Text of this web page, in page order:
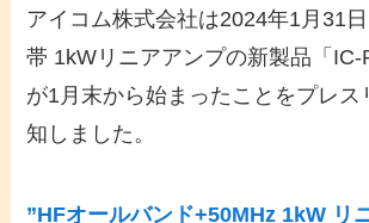
アイコム株式会社は2024年1月31
帯 1kWリニアアンプの新製品「IC-
が1月末から始まったことをプレス
知しました。
”HFオールバンド+50MHz 1kW リ